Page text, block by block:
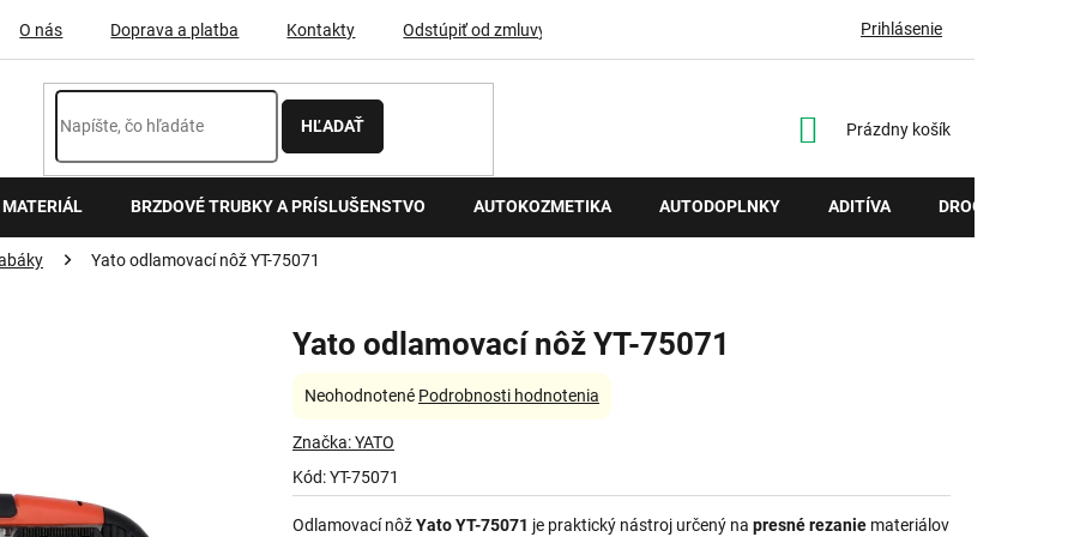
O nás Doprava a platba Kontakty Odstúpiť od zmluvy Prihlásenie
HĽADAŤ
NÁKUPNÝ
Prázdny košík
BRZDOVÉ TRUBKY A PRÍSLUŠENSTVO AUTOKOZMETIKA AUTODOPLNKY ADITÍVA DROGÉRIA
Yato odlamovací nôž YT-75071
Yato odlamovací nôž YT-75071
Kód:YT-75071
Odlamovací nôžYato YT-75071 je praktický nástroj určený na presné rezanie materiálov
Priemerné
produktu
0,0
5
Neohodnotené Podrobnosti hodnotenia
Značka:YATO